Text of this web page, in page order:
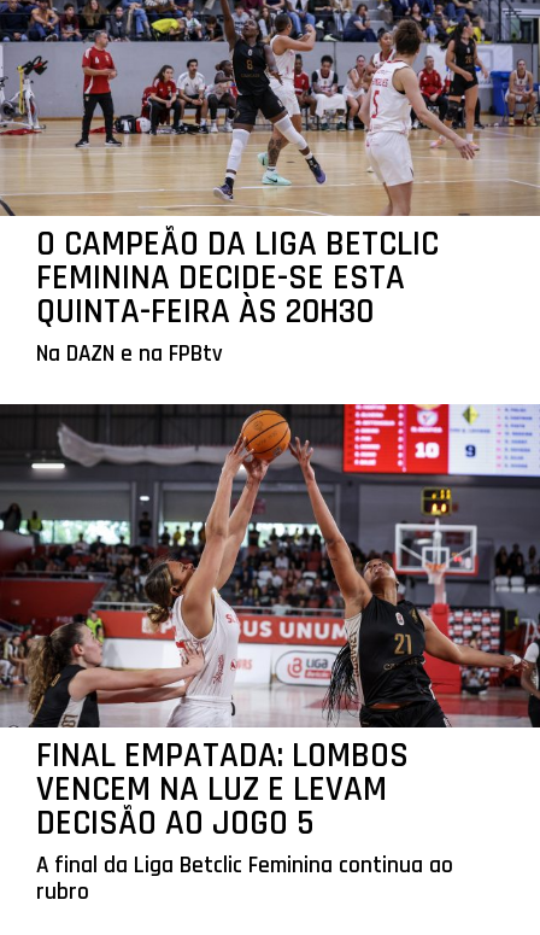
O CAMPEÃO DA LIGA BETCLIC
FEMININA DECIDE-SE ESTA
QUINTA-FEIRA ÀS 20H30
Na DAZN e na FPBtv
FINAL EMPATADA: LOMBOS
VENCEM NA LUZ E LEVAM
DECISÃO AO JOGO 5
A final da Liga Betclic Feminina continua ao
rubro